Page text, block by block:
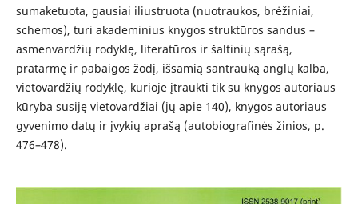
sumaketuota, gausiai iliustruota (nuotraukos, brėžiniai,
schemos), turi akademinius knygos struktūros sandus –
asmenvardžių rodyklę, literatūros ir šaltinių sąrašą,
pratarmę ir pabaigos žodį, išsamią santrauką anglų kalba,
vietovardžių rodyklę, kurioje įtraukti tik su knygos autoriaus
kūryba susiję vietovardžiai (jų apie 140), knygos autoriaus
gyvenimo datų ir įvykių aprašą (autobiografinės žinios, p.
476–478).